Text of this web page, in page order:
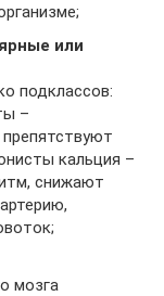
или
подклассов:
–
кальция –
снижают
мозга